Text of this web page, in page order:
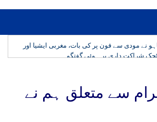
نے مودی سے فون پر کی بات، مغربی ایشیا اور
شراکت داری پر ہوئی گفتگو
سے متعلق ہم نے